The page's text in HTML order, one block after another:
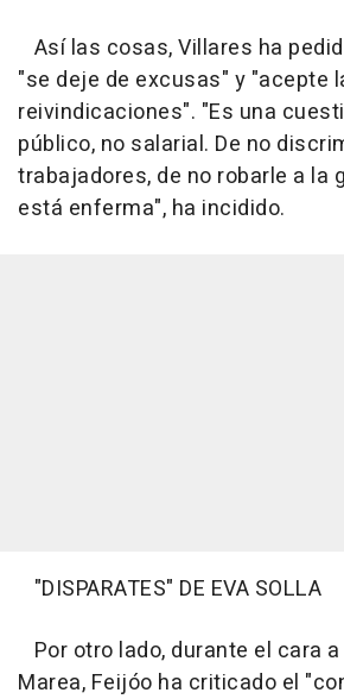
Así las cosas, Villares ha
"se deje de excusas" y "acepte
reivindicaciones". "Es una
público, no salarial. De no
trabajadores, de no robarle a la
está enferma", ha incidido.
"DISPARATES" DE EVA SOLLA
Por otro lado, durante el cara
Marea, Feijóo ha criticado el